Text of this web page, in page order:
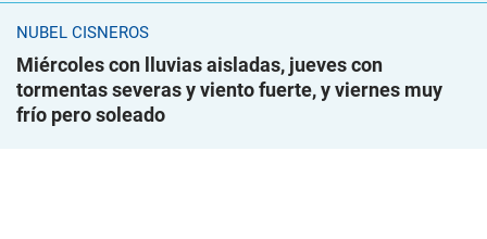
NUBEL CISNEROS
Miércoles con lluvias aisladas, jueves con
tormentas severas y viento fuerte, y viernes muy
frío pero soleado